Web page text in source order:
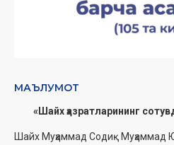
МАЪЛУМОТ
«Шайх ҳазратларининг
Шайх Муҳаммад Содиқ Муҳаммад